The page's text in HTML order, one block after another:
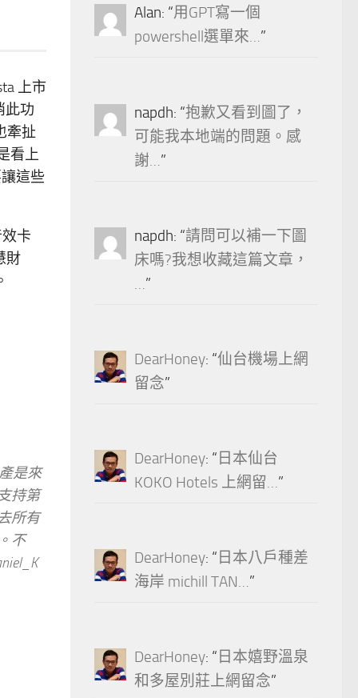
上市
此功
牽扯
看上
這些
卡
財
是來
持第
所有
不
Alan: “用GPT寫一個
powershell選單來…”
napdh: “抱歉又看到圖了，
可能我本地端的問題。感
謝…”
napdh: “請問可以補一下圖
床嗎?我想收藏這篇文章，
…”
DearHoney: “仙台機場上網
留念”
DearHoney: “ 日本仙台
KOKO Hotels 上網留…”
DearHoney: “ 日本八戶種差
海岸 michill TAN…”
DearHoney: “ 日本嬉野溫泉
和多屋別莊上網留念”